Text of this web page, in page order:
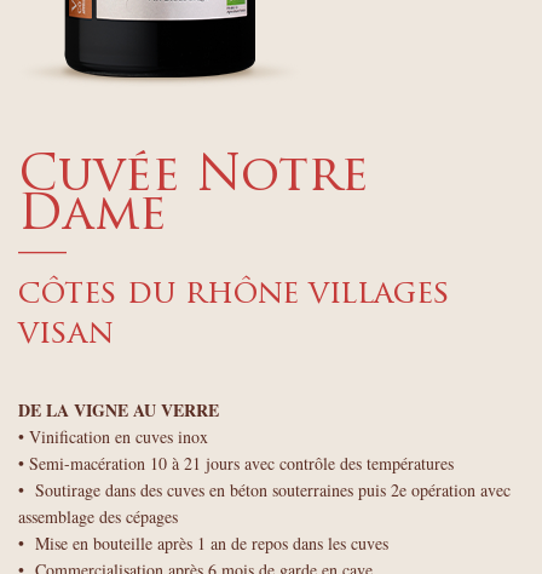
Cuvée Notre
Dame
—
côtes du rhône villages
visan
DE LA VIGNE AU VERRE
• Vinification en cuves inox
• Semi-macération 10 à 21 jours avec contrôle des températures
• Soutirage dans des cuves en béton souterraines puis 2e opération avec
assemblage des cépages
• Mise en bouteille après 1 an de repos dans les cuves